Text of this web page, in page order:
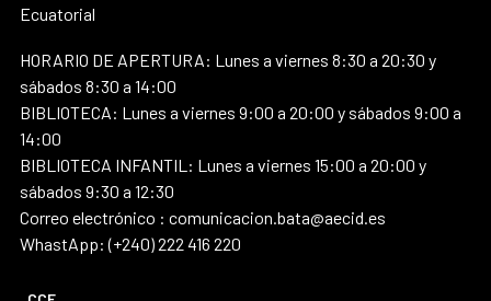
Ecuatorial
HORARIO DE APERTURA: Lunes a viernes 8:30 a 20:30 y
sábados 8:30 a 14:00
BIBLIOTECA: Lunes a viernes 9:00 a 20:00 y sábados 9:00 a
14:00
BIBLIOTECA INFANTIL: Lunes a viernes 15:00 a 20:00 y
sábados 9:30 a 12:30
Correo electrónico : comunicacion.bata@aecid.es
WhastApp: (+240) 222 416 220